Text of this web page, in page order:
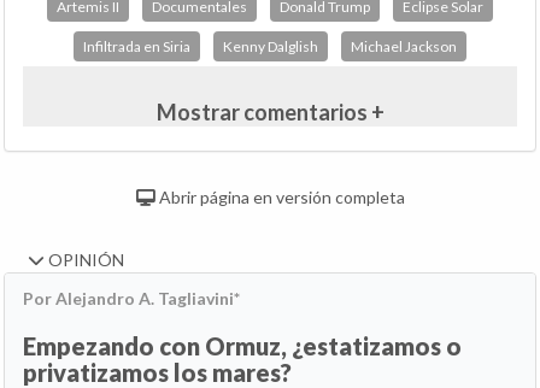
Artemis II Documentales Donald Trump Eclipse Solar
Infiltrada en Siria Kenny Dalglish Michael Jackson
Mostrar comentarios +
Abrir página en versión completa
OPINIÓN
Por Alejandro A. Tagliavini*
Empezando con Ormuz, ¿estatizamos o
privatizamos los mares?